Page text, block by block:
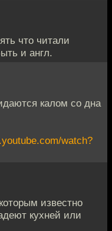
что читали
и англ.
калом со дна
watch?
известно
кухней или